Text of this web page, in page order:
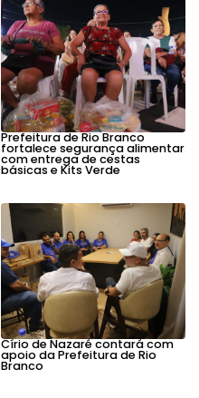
Prefeitura de Rio Branco
fortalece segurança alimentar
com entrega de cestas
básicas e Kits Verde
Círio de Nazaré contará com
apoio da Prefeitura de Rio
Branco